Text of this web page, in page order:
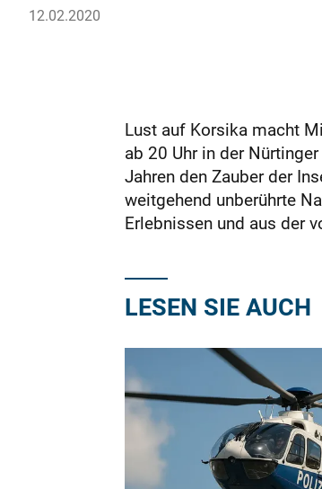
12.02.2020
Lust auf Korsika macht
ab 20 Uhr in der
Jahren den Zauber der
weitgehend unberührte
Erlebnissen und aus der
LESEN SIE AUCH